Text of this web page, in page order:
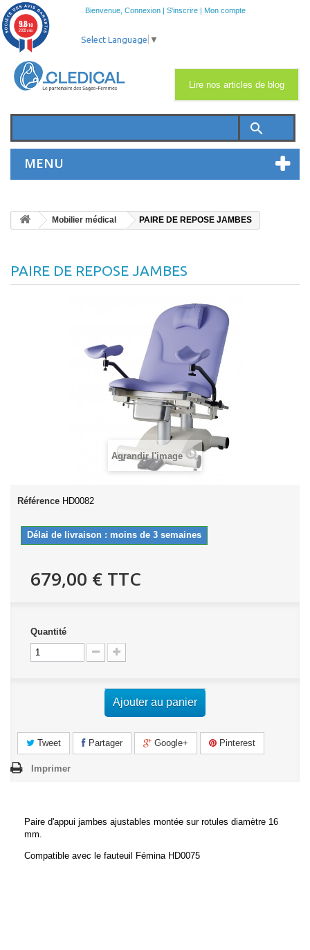
Bienvenue, Connexion | S'inscrire | Mon compte
search
MENU
Lire nos articles de blog
Select Language ▼
Mobilier médical PAIRE DE REPOSE JAMBES
PAIRE DE REPOSE JAMBES
Agrandir l'image
Référence HD0082
Délai de livraison : moins de 3 semaines
679,00 € TTC
Quantité
Ajouter au panier
Tweet Partager Google+ Pinterest
Imprimer
Paire d'appui jambes ajustables montée sur rotules diamètre 16
mm.
Compatible avec le fauteuil Fémina HD0075
9.8/10
2033 avis